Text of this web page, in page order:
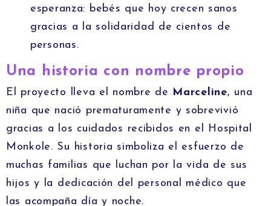
esperanza: bebés que hoy crecen sanos
gracias a la solidaridad de cientos de
personas.
Una historia con nombre propio
El proyecto lleva el nombre de Marceline, una
niña que nació prematuramente y sobrevivió
gracias a los cuidados recibidos en el Hospital
Monkole. Su historia simboliza el esfuerzo de
muchas familias que luchan por la vida de sus
hijos y la dedicación del personal médico que
las acompaña día y noche.